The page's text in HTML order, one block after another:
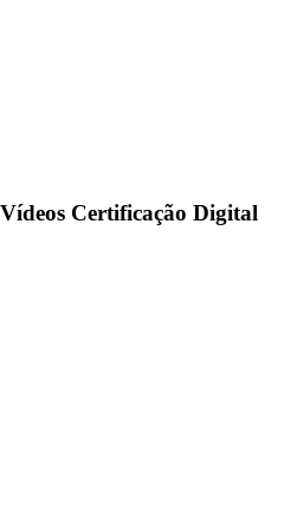
Certificação Digital